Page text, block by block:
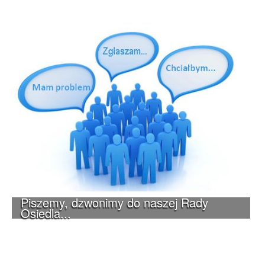
Piszemy, dzwonimy do naszej Rady
Osiedla...